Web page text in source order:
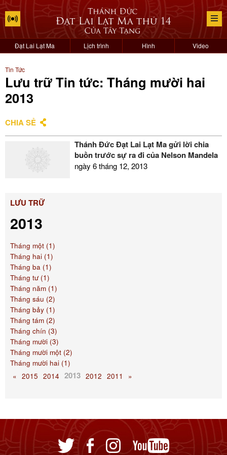
Đạt Lai Lạt Ma Lịch trình Hình Video
Tin Tức
Lưu trữ Tin tức: Tháng mười hai
2013
CHIA SẺ
Thánh Đức Đạt Lai Lạt Ma gửi lời chia
buồn trước sự ra đi của Nelson Mandela
ngày 6 tháng 12, 2013
LƯU TRỮ
2013
Tháng một (1)
Tháng hai (1)
Tháng ba (1)
Tháng tư (1)
Tháng năm (1)
Tháng sáu (2)
Tháng bảy (1)
Tháng tám (2)
Tháng chín (3)
Tháng mười (3)
Tháng mười một (2)
Tháng mười hai (1)
« 2015 2014 2013 2012 2011 »